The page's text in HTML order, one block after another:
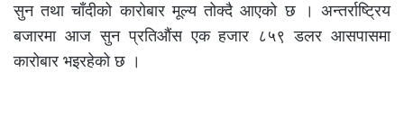
सुन तथा चाँदीको कारोबार मूल्य तोक्दै आएको छ । अन्तर्राष्ट्रिय
बजारमा आज सुन प्रतिऔंस एक हजार ८५९ डलर आसपासमा
कारोबार भइरहेको छ ।